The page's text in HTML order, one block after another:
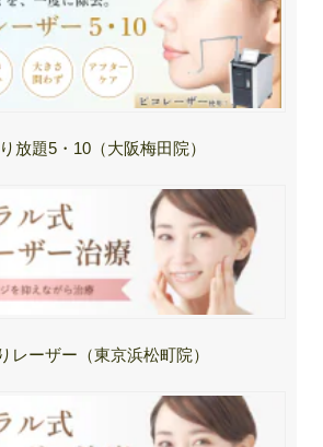
放題5・10（大阪梅田院）
レーザー（東京浜松町院）